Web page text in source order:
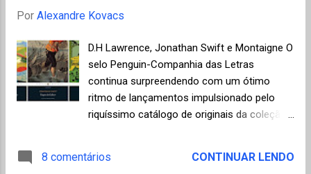
nascido na cidade do Panamá) Carlos
texto revisado pelo próprio autor, bibliografia,
glossário de termos e neologismos do
espanhol falado no México, índice
onomástico e ensaios críticos de Gonzalo
Celorio, José Emilio Pacheco, Vicente
fatos me surpreenderam com relação a
Por Alexandre Kovacs
D.H Lawrence, Jonathan Swift e Montaigne O
selo Penguin-Companhia das Letras
continua surpreendendo com um ótimo
ritmo de lançamentos impulsionado pelo
riquíssimo catálogo de originais da coleção
importantes da literatura nacional. Cada uma
8 comentários CONTINUAR LENDO